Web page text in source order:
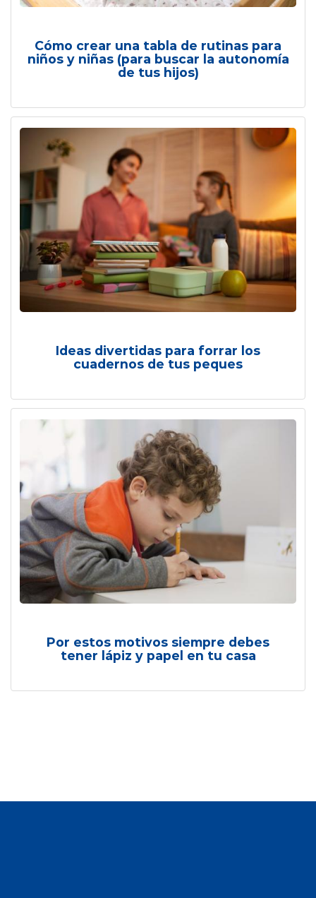
Cómo crear una tabla de rutinas para
niños y niñas (para buscar la autonomía
de tus hijos)
Ideas divertidas para forrar los
cuadernos de tus peques
Por estos motivos siempre debes
tener lápiz y papel en tu casa